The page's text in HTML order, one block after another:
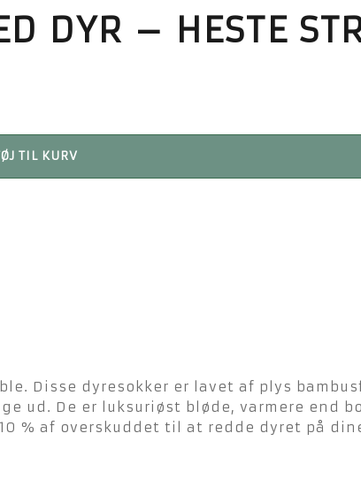
DYR – HESTE
TIL KURV
Disse dyresokker er lavet af plys
De er luksuriøst bløde, varmere end
% af overskuddet til at redde dyret på